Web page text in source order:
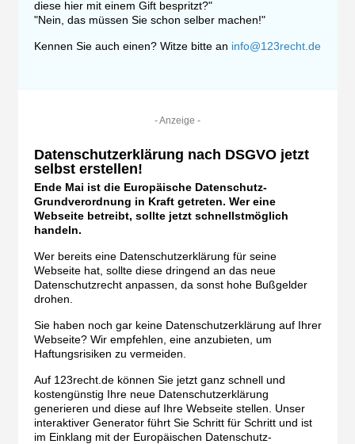
diese hier mit einem Gift bespritzt?"
"Nein, das müssen Sie schon selber machen!"
Kennen Sie auch einen? Witze bitte an info@123recht.de
- Anzeige -
Datenschutzerklärung nach DSGVO jetzt
selbst erstellen!
Ende Mai ist die Europäische Datenschutz-
Grundverordnung in Kraft getreten. Wer eine
Webseite betreibt, sollte jetzt schnellstmöglich
handeln.
Wer bereits eine Datenschutzerklärung für seine
Webseite hat, sollte diese dringend an das neue
Datenschutzrecht anpassen, da sonst hohe Bußgelder
drohen.
Sie haben noch gar keine Datenschutzerklärung auf Ihrer
Webseite? Wir empfehlen, eine anzubieten, um
Haftungsrisiken zu vermeiden.
Auf 123recht.de können Sie jetzt ganz schnell und
kostengünstig Ihre neue Datenschutzerklärung
generieren und diese auf Ihre Webseite stellen. Unser
interaktiver Generator führt Sie Schritt für Schritt und ist
im Einklang mit der Europäischen Datenschutz-